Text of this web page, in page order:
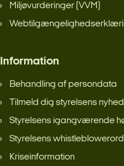
Miljøvurderinger (VVM)
Information
Behandling af persondata
Tilmeld dig styrelsens
Styrelsens igangværende
Styrelsens
Kriseinformation